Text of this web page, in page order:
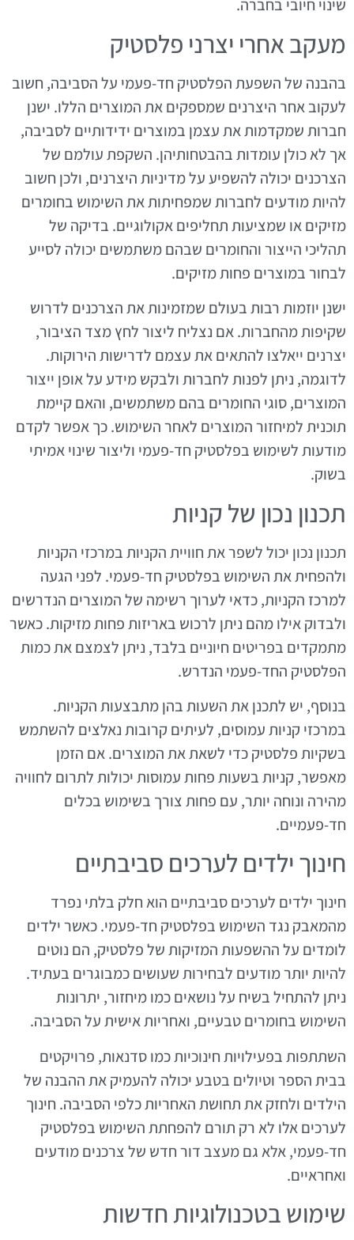
שינוי חיובי בחברה.
מעקב אחרי יצרני פלסטיק
בהבנה של השפעת הפלסטיק חד-פעמי על הסביבה, חשוב
לעקוב אחר היצרנים שמספקים את המוצרים הללו. ישנן
חברות שמקדמות את עצמן במוצרים ידידותיים לסביבה,
אך לא כולן עומדות בהבטחותיהן. השקפת עולמם של
הצרכנים יכולה להשפיע על מדיניות היצרנים, ולכן חשוב
להיות מודעים לחברות שמפחיתות את השימוש בחומרים
מזיקים או שמציעות תחליפים אקולוגיים. בדיקה של
תהליכי הייצור והחומרים שבהם משתמשים יכולה לסייע
לבחור במוצרים פחות מזיקים.
ישנן יוזמות רבות בעולם שמזמינות את הצרכנים לדרוש
שקיפות מהחברות. אם נצליח ליצור לחץ מצד הציבור,
יצרנים ייאלצו להתאים את עצמם לדרישות הירוקות.
לדוגמה, ניתן לפנות לחברות ולבקש מידע על אופן ייצור
המוצרים, סוגי החומרים בהם משתמשים, והאם קיימת
תוכנית למיחזור המוצרים לאחר השימוש. כך אפשר לקדם
מודעות לשימוש בפלסטיק חד-פעמי וליצור שינוי אמיתי
בשוק.
תכנון נכון של קניות
תכנון נכון יכול לשפר את חוויית הקניות במרכזי הקניות
ולהפחית את השימוש בפלסטיק חד-פעמי. לפני הגעה
למרכז הקניות, כדאי לערוך רשימה של המוצרים הנדרשים
ולבדוק אילו מהם ניתן לרכוש באריזות פחות מזיקות. כאשר
מתמקדים בפריטים חיוניים בלבד, ניתן לצמצם את כמות
הפלסטיק החד-פעמי הנדרש.
בנוסף, יש לתכנן את השעות בהן מתבצעות הקניות.
במרכזי קניות עמוסים, לעיתים קרובות נאלצים להשתמש
בשקיות פלסטיק כדי לשאת את המוצרים. אם הזמן
מאפשר, קניות בשעות פחות עמוסות יכולות לתרום לחוויה
מהירה ונוחה יותר, עם פחות צורך בשימוש בכלים
חד-פעמיים.
חינוך ילדים לערכים סביבתיים
חינוך ילדים לערכים סביבתיים הוא חלק בלתי נפרד
מהמאבק נגד השימוש בפלסטיק חד-פעמי. כאשר ילדים
לומדים על ההשפעות המזיקות של פלסטיק, הם נוטים
להיות יותר מודעים לבחירות שעושים כמבוגרים בעתיד.
ניתן להתחיל בשיח על נושאים כמו מיחזור, יתרונות
השימוש בחומרים טבעיים, ואחריות אישית על הסביבה.
השתתפות בפעילויות חינוכיות כמו סדנאות, פרויקטים
בבית הספר וטיולים בטבע יכולה להעמיק את ההבנה של
הילדים ולחזק את תחושת האחריות כלפי הסביבה. חינוך
לערכים אלו לא רק תורם להפחתת השימוש בפלסטיק
חד-פעמי, אלא גם מעצב דור חדש של צרכנים מודעים
ואחראיים.
שימוש בטכנולוגיות חדשות